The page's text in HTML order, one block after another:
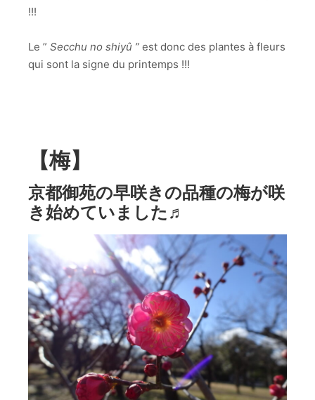
!!!
Le ” Secchu no shiyû ” est donc des plantes à fleurs
qui sont la signe du printemps !!!
【梅】
京都御苑の早咲きの品種の梅が咲
き始めていました♬